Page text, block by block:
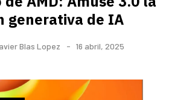
generativa de IA
Blas Lopez 16 abril, 2025